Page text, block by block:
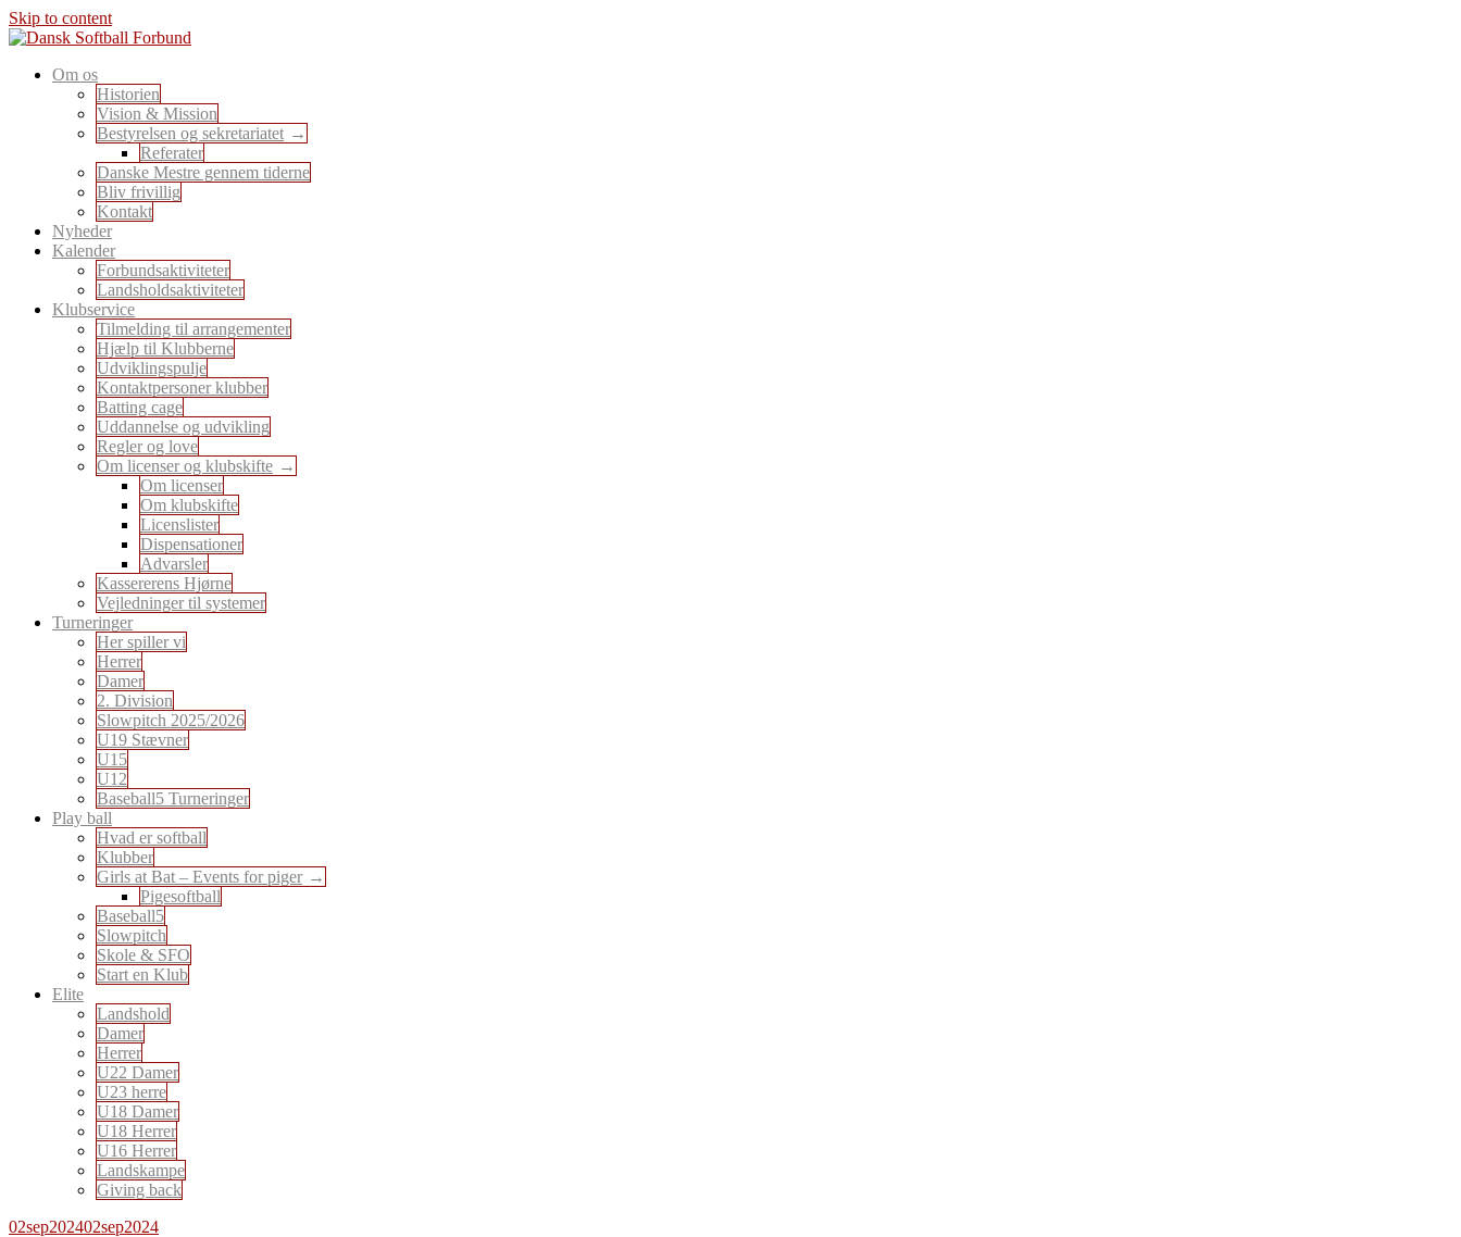
Skip to content
Dansk Softball Forbund
En sport for alle
Om os
Historien
Vision & Mission
Bestyrelsen og sekretariatet
Referater
Danske Mestre gennem tiderne
Bliv frivillig
Kontakt
Nyheder
Kalender
Forbundsaktiviteter
Landsholdsaktiviteter
Klubservice
Tilmelding til arrangementer
Hjælp til Klubberne
Udviklingspulje
Kontaktpersoner klubber
Batting cage
Uddannelse og udvikling
Regler og love
Om licenser og klubskifte
Om licenser
Om klubskifte
Licenslister
Dispensationer
Advarsler
Kassererens Hjørne
Vejledninger til systemer
Turneringer
Her spiller vi
Herrer
Damer
2. Division
Slowpitch 2025/2026
U19 Stævner
U15
U12
Baseball5 Turneringer
Play ball
Hvad er softball
Klubber
Girls at Bat – Events for piger
Pigesoftball
Baseball5
Slowpitch
Skole & SFO
Start en Klub
Elite
Landshold
Damer
Herrer
U22 Damer
U23 herre
U18 Damer
U18 Herrer
U16 Herrer
Landskampe
Giving back
02sep202402sep2024